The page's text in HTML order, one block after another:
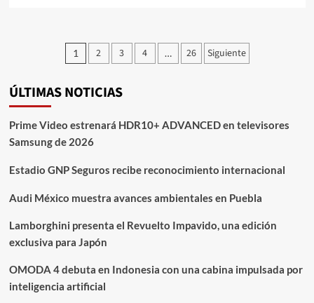
abre
acopio
alimento
para
refugios
animales
Paginación
entradas
1 2 3 4 … 26 Siguiente
ÚLTIMAS NOTICIAS
Prime Video estrenará HDR10+ ADVANCED en televisores
Samsung de 2026
Estadio GNP Seguros recibe reconocimiento internacional
Audi México muestra avances ambientales en Puebla
Lamborghini presenta el Revuelto Impavido, una edición
exclusiva para Japón
OMODA 4 debuta en Indonesia con una cabina impulsada por
inteligencia artificial